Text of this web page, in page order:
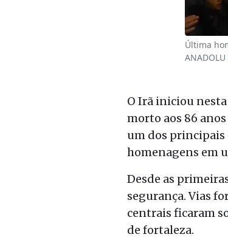
Última
ANADOLU
O Irã iniciou
morto aos 86
um dos principais
homenagens em
Desde as
segurança. Vias
centrais ficaram
de fortaleza.